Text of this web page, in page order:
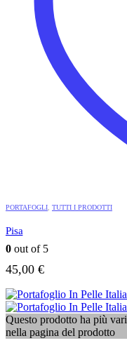
PORTAFOGLI TUTTI I PRODOTTI
Pisa
0 out of 5
45,00 €
Questo prodotto ha più
nella pagina del prodotto